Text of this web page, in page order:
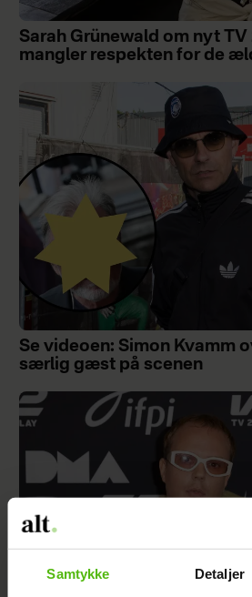
Samtykke Detaljer
Sarah Grünewald om nyt
mangler respekten for de
Se videoen: Simon Kvamm
særlig gæst på scenen